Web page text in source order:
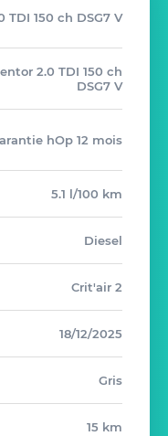
TDI 150 ch DSG7 V
2.0 TDI 150 ch
DSG7 V
hOp 12 mois
5.1 l/100 km
Diesel
Crit'air 2
18/12/2025
Gris
15 km